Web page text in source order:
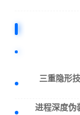
三重隐形
进程深度伪